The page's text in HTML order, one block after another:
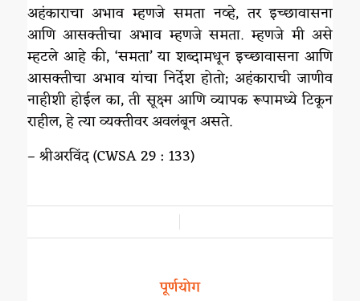
अहंकाराचा अभाव म्हणजे समता नव्हे, तर इच्छावासना
आणि आसक्तीचा अभाव म्हणजे समता. म्हणजे मी असे
म्हटले आहे की, ‘समता‌’ या शब्दामधून इच्छावासना आणि
आसक्तीचा अभाव यांचा निर्देश होतो; अहंकाराची जाणीव
नाहीशी होईल का, ती सूक्ष्म आणि व्यापक रूपामध्ये टिकून
राहील, हे त्या व्यक्तीवर अवलंबून असते.
– श्रीअरविंद (CWSA 29 : 133)
पूर्णयोग